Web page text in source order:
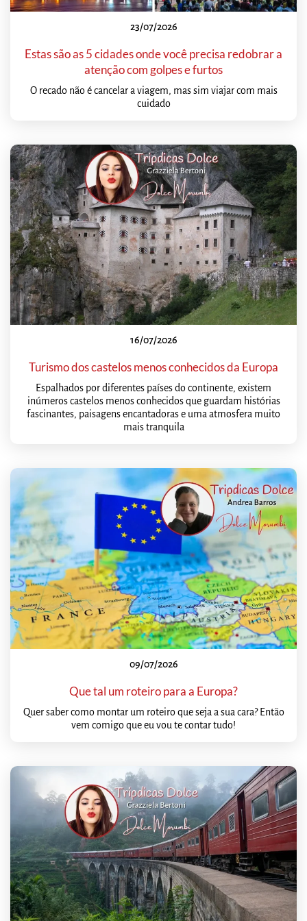
23/07/2026
Estas são as 5 cidades onde você precisa redobrar a
atenção com golpes e furtos
O recado não é cancelar a viagem, mas sim viajar com mais
cuidado
16/07/2026
Turismo dos castelos menos conhecidos da Europa
Espalhados por diferentes países do continente, existem
inúmeros castelos menos conhecidos que guardam histórias
fascinantes, paisagens encantadoras e uma atmosfera muito
mais tranquila
09/07/2026
Que tal um roteiro para a Europa?
Quer saber como montar um roteiro que seja a sua cara? Então
vem comigo que eu vou te contar tudo!